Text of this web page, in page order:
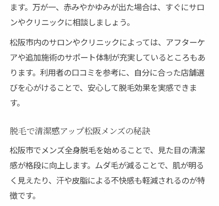
ます。万が一、赤みやかゆみが出た場合は、すぐにサロ
ンやクリニックに相談しましょう。
松阪市内のサロンやクリニックによっては、アフターケ
アや追加施術のサポート体制が充実しているところもあ
ります。利用者の口コミを参考に、自分に合った店舗選
びを心がけることで、安心して脱毛効果を実感できま
す。
脱毛で清潔感アップ松阪メンズの秘訣
松阪市でメンズ全身脱毛を始めることで、見た目の清潔
感が格段に向上します。ムダ毛が減ることで、肌が明る
く見えたり、汗や皮脂による不快感も軽減されるのが特
徴です。